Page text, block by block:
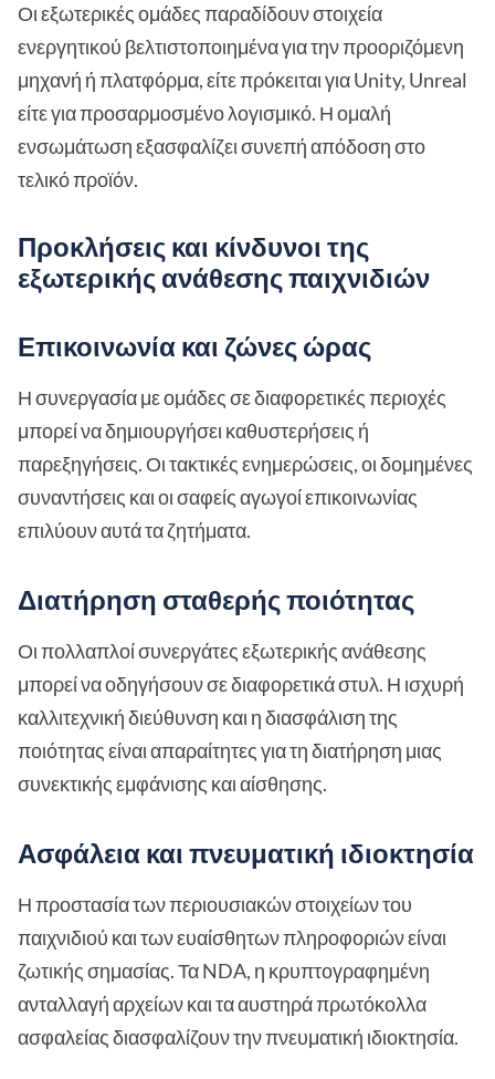
Οι εξωτερικές ομάδες παραδίδουν στοιχεία
ενεργητικού βελτιστοποιημένα για την προοριζόμενη
μηχανή ή πλατφόρμα, είτε πρόκειται για Unity, Unreal
είτε για προσαρμοσμένο λογισμικό. Η ομαλή
ενσωμάτωση εξασφαλίζει συνεπή απόδοση στο
τελικό προϊόν.
Προκλήσεις και κίνδυνοι της
εξωτερικής ανάθεσης παιχνιδιών
Επικοινωνία και ζώνες ώρας
Η συνεργασία με ομάδες σε διαφορετικές περιοχές
μπορεί να δημιουργήσει καθυστερήσεις ή
παρεξηγήσεις. Οι τακτικές ενημερώσεις, οι δομημένες
συναντήσεις και οι σαφείς αγωγοί επικοινωνίας
επιλύουν αυτά τα ζητήματα.
Διατήρηση σταθερής ποιότητας
Οι πολλαπλοί συνεργάτες εξωτερικής ανάθεσης
μπορεί να οδηγήσουν σε διαφορετικά στυλ. Η ισχυρή
καλλιτεχνική διεύθυνση και η διασφάλιση της
ποιότητας είναι απαραίτητες για τη διατήρηση μιας
συνεκτικής εμφάνισης και αίσθησης.
Ασφάλεια και πνευματική ιδιοκτησία
Η προστασία των περιουσιακών στοιχείων του
παιχνιδιού και των ευαίσθητων πληροφοριών είναι
ζωτικής σημασίας. Τα NDA, η κρυπτογραφημένη
ανταλλαγή αρχείων και τα αυστηρά πρωτόκολλα
ασφαλείας διασφαλίζουν την πνευματική ιδιοκτησία.